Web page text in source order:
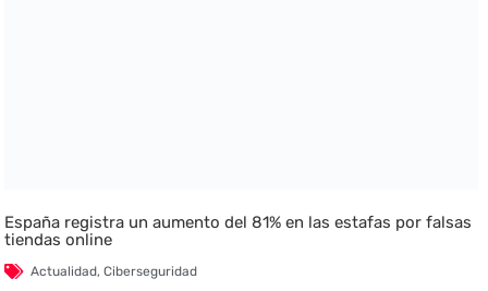
España registra un aumento del 81% en las estafas por falsas
tiendas online
Actualidad,Ciberseguridad